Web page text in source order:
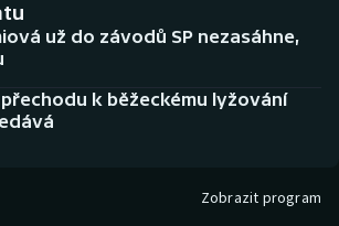
už do závodů SP nezasáhne,
k běžeckému lyžování
Zobrazit program